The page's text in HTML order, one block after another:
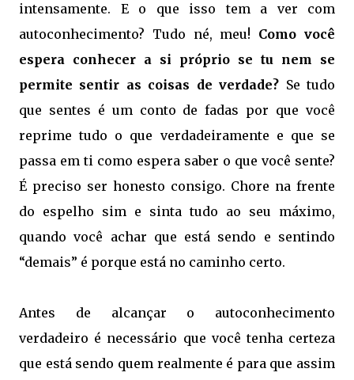
intensamente. E o que isso tem a ver com
autoconhecimento? Tudo né, meu! Como você
espera conhecer a si próprio se tu nem se
permite sentir as coisas de verdade? Se tudo
que sentes é um conto de fadas por que você
reprime tudo o que verdadeiramente e que se
passa em ti como espera saber o que você sente?
É preciso ser honesto consigo. Chore na frente
do espelho sim e sinta tudo ao seu máximo,
quando você achar que está sendo e sentindo
“demais” é porque está no caminho certo.
Antes de alcançar o autoconhecimento
verdadeiro é necessário que você tenha certeza
que está sendo quem realmente é para que assim